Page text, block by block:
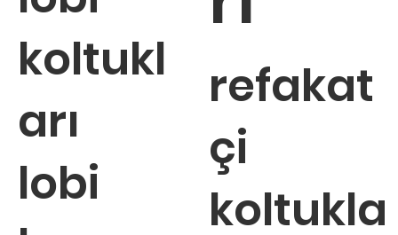
koltukl
arı
lobi
refakat
çi
koltukla